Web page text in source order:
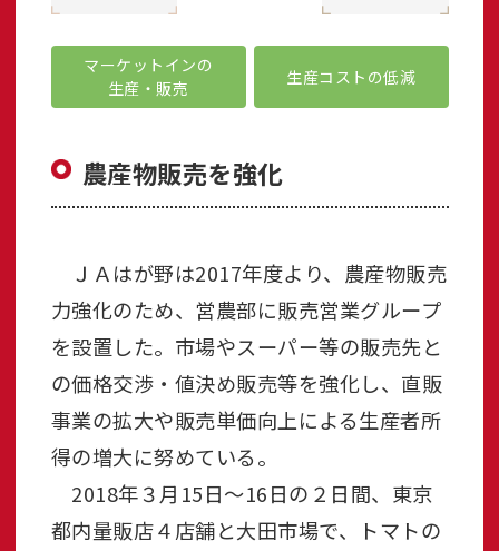
マーケットインの
生産・販売
生産コストの低減
農産物販売を強化
ＪＡはが野は2017年度より、農産物販売
力強化のため、営農部に販売営業グループ
を設置した。市場やスーパー等の販売先と
の価格交渉・値決め販売等を強化し、直販
事業の拡大や販売単価向上による生産者所
得の増大に努めている。
2018年３月15日～16日の２日間、東京
都内量販店４店舗と大田市場で、トマトの